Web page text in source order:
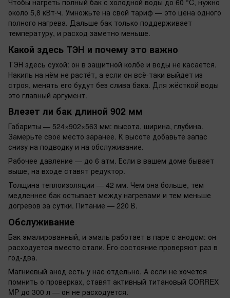
Чтобы нагреть полный бак с холодной воды до 60 °C, нужно
около 5,8 кВт·ч. Умножьте на свой тариф — это цена одного
полного нагрева. Дальше бак только поддерживает
температуру, и расход заметно меньше.
Какой здесь ТЭН и почему это важно
ТЭН здесь сухой: он в защитной колбе и воды не касается.
Накипь на нём не растёт, а если он всё-таки выйдет из
строя, менять его будут без слива бака. Для жёсткой воды
это главный аргумент.
Влезет ли бак длиной 902 мм
Габариты — 524×902×563 мм: высота, ширина, глубина.
Замерьте своё место заранее. К высоте добавьте запас
снизу на подводку и на обслуживание.
Рабочее давление — до 6 атм. Если в вашем доме бывает
выше, на входе ставят редуктор.
Толщина теплоизоляции — 42 мм. Чем она больше, тем
медленнее бак остывает между нагревами и тем меньше
догревов за сутки. Питание — 220 В.
Обслуживание
Бак эмалированный, и эмаль работает в паре с анодом: он
расходуется вместо стали. Его состояние проверяют раз в
год-два.
Магниевый анод есть у нас отдельно. А если не хочется
помнить о проверках, ставят активный титановый CORREX
MP до 300 л — он не расходуется.